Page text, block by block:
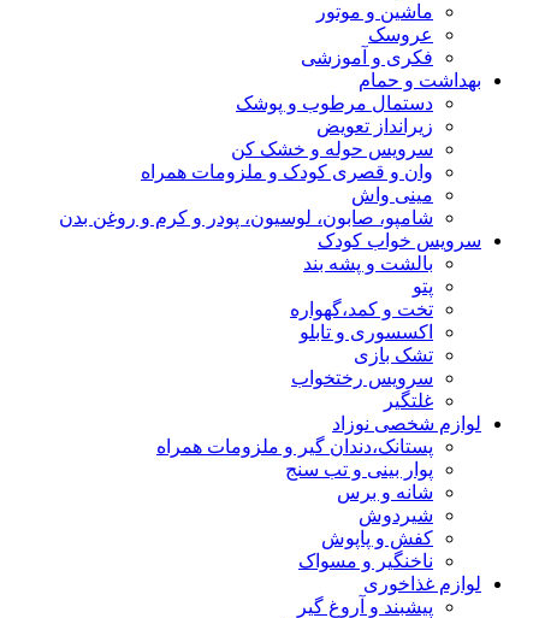
ماشین و موتور
عروسک
فکری و آموزشی
بهداشت و حمام
دستمال مرطوب و پوشک
زیرانداز تعویض
سرویس حوله و خشک کن
وان و قصری کودک و ملزومات همراه
مینی واش
شامپو، صابون، لوسیون، پودر و کرم و روغن بدن
سرویس خواب کودک
بالشت و پشه بند
پتو
تخت و کمد،گهواره
اکسسوری و تابلو
تشک بازی
سرویس رختخواب
غلتگیر
لوازم شخصی نوزاد
پستانک،دندان گیر و ملزومات همراه
پوار بینی و تب سنج
شانه و برس
شیردوش
کفش و پاپوش
ناخنگیر و مسواک
لوازم غذاخوری
پیشبند و آروغ گیر